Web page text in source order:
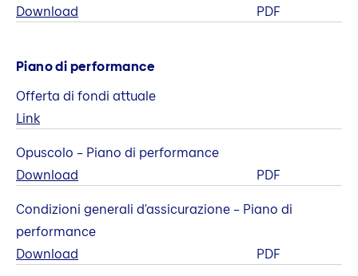
Download
PDF
Piano di performance
Offerta di fondi attuale
Link
Opuscolo – Piano di performance
Download
PDF
Condizioni generali d'assicurazione – Piano di
performance
Download
PDF